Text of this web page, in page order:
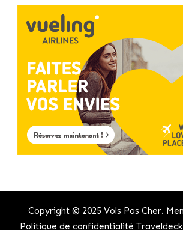
Copyright © 2025 Vols Pas Cher.
Politique de confidentialité